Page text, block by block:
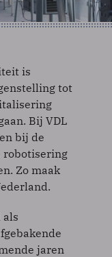
is
tot
Bij VDL
bij de
robotisering
Zo maak
als
jaren